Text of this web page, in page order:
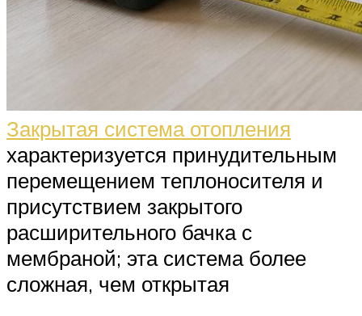
Закрытая система отопления
характеризуется принудительным
перемещением теплоносителя и
присутствием закрытого
расширительного бачка с
мембраной; эта система более
сложная, чем открытая